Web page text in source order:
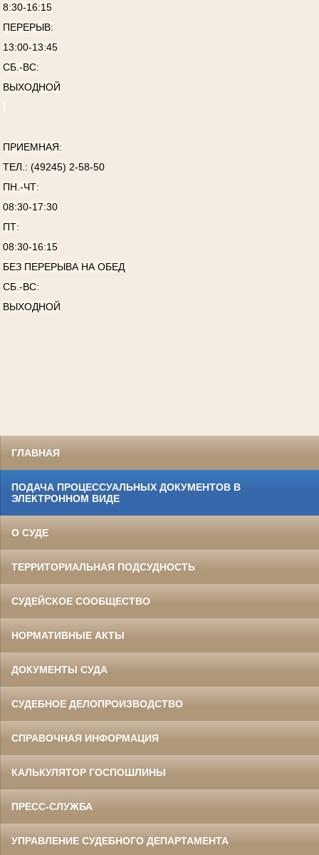
8:30-16:15
ПЕРЕРЫВ:
13:00-13:45
СБ.-ВС:
ВЫХОДНОЙ
ПРИЕМНАЯ:
ТЕЛ.: (49245) 2-58-50
ПН.-ЧТ:
08:30-17:30
ПТ:
08:30-16:15
БЕЗ ПЕРЕРЫВА НА ОБЕД
СБ.-ВС:
ВЫХОДНОЙ
ГЛАВНАЯ
ПОДАЧА ПРОЦЕССУАЛЬНЫХ ДОКУМЕНТОВ В
ЭЛЕКТРОННОМ ВИДЕ
О СУДЕ
ТЕРРИТОРИАЛЬНАЯ ПОДСУДНОСТЬ
СУДЕЙСКОЕ СООБЩЕСТВО
НОРМАТИВНЫЕ АКТЫ
ДОКУМЕНТЫ СУДА
СУДЕБНОЕ ДЕЛОПРОИЗВОДСТВО
СПРАВОЧНАЯ ИНФОРМАЦИЯ
КАЛЬКУЛЯТОР ГОСПОШЛИНЫ
ПРЕСС-СЛУЖБА
УПРАВЛЕНИЕ СУДЕБНОГО ДЕПАРТАМЕНТА